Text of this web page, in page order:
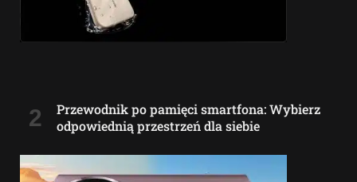
Przewodnik po pamięci smartfona: Wybierz
odpowiednią przestrzeń dla siebie